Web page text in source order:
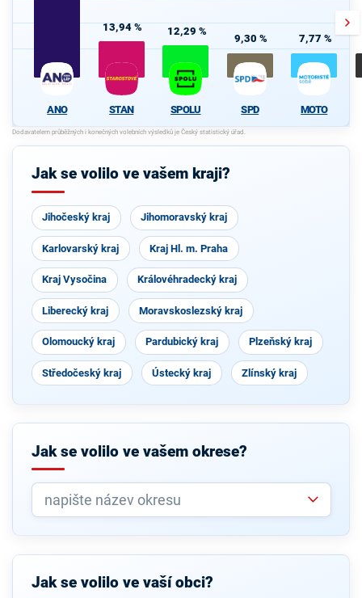
ANO
13,94 %
STAN
12,29 %
SPOLU
9,30 %
SPD
7,77 %
MOTO
Jak se volilo ve vašem kraji?
Jihočeský kraj Jihomoravský kraj
Karlovarský kraj Kraj Hl. m. Praha
Kraj Vysočina Královéhradecký kraj
Liberecký kraj Moravskoslezský kraj
Olomoucký kraj Pardubický kraj Plzeňský kraj
Středočeský kraj Ústecký kraj Zlínský kraj
Jak se volilo ve vašem okrese?
Jak se volilo ve vaší obci?